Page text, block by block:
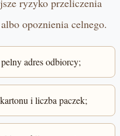
ryzyko przeliczenia
opoznienia celnego.
adres odbiorcy;
i liczba paczek;